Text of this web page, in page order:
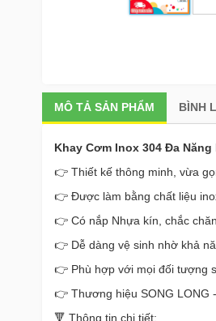
MÔ TẢ SẢN PHẨM BÌNH
Khay Cơm Inox 304 Đa
👉 Thiết kế thông minh, vừa
👉 Được làm bằng chất liệu
👉 Có nắp Nhựa kín, chắc
👉 Dễ dàng vệ sinh nhờ khả
👉 Phù hợp với mọi đối tượng
👉 Thương hiệu SONG LONG
🔻 Thông tin chi tiết: